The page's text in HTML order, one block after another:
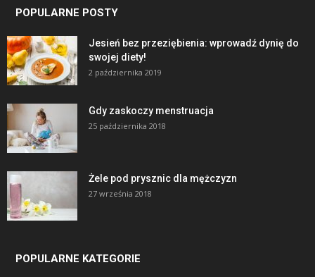
POPULARNE POSTY
Jesień bez przeziębienia: wprowadź dynię do
swojej diety!
2 października 2019
Gdy zaskoczy menstruacja
25 października 2018
Żele pod prysznic dla mężczyzn
27 września 2018
POPULARNE KATEGORIE